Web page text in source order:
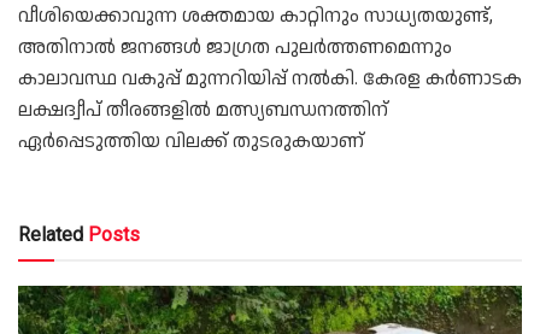
വീശിയെക്കാവുന്ന ശക്തമായ കാറ്റിനും സാധ്യതയുണ്ട്,
അതിനാൽ ജനങ്ങൾ ജാഗ്രത പുലർത്തണമെന്നും
കാലാവസ്ഥ വകുപ്പ് മുന്നറിയിപ്പ് നൽകി. കേരള കർണാടക
ലക്ഷദ്വീപ് തീരങ്ങളിൽ മത്സ്യബന്ധനത്തിന്
ഏർപ്പെടുത്തിയ വിലക്ക് തുടരുകയാണ്
Related Posts